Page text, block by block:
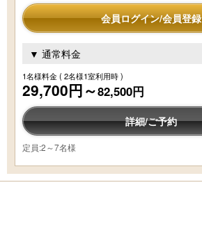
会員ログイン/会員登録
▼ 通常料金
1名様料金( 2名様1室利用時 )
29,700円～82,500円
詳細/ご予約
定員:2～7名様